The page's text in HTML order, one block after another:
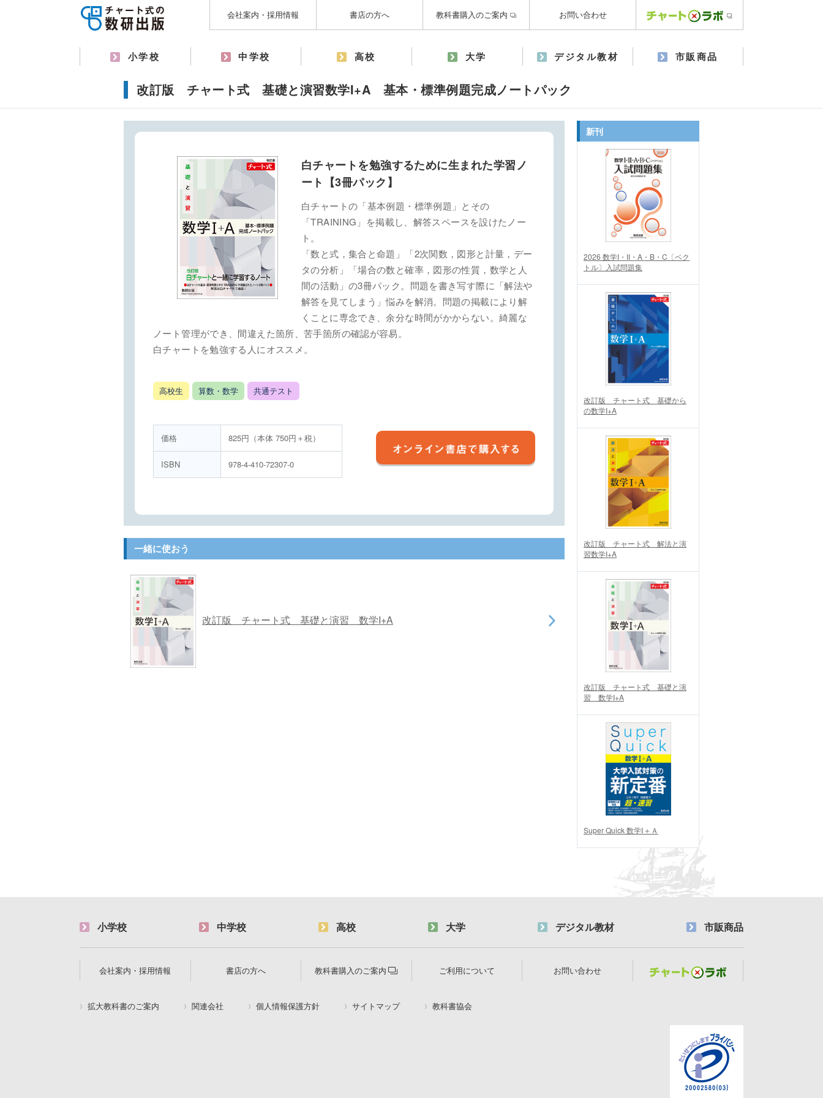
会社案内・採用情報 書店の方へ 教科書購入のご案内 お問い合わせ
小学校 中学校 高校 大学 デジタル教材 市販商品
改訂版 チャート式 基礎と演習数学I+A 基本・標準例題完成ノートパック
白チャートを勉強するために生まれた学習ノ
ート【3冊パック】
白チャートの「基本例題・標準例題」とその
「TRAINING」を掲載し、解答スペースを設けたノー
ト。
「数と式，集合と命題」「2次関数，図形と計量，デー
タの分析」「場合の数と確率，図形の性質，数学と人
間の活動」の3冊パック。問題を書き写す際に「解法や
解答を見てしまう」悩みを解消。問題の掲載により解
くことに専念でき、余分な時間がかからない。綺麗な
ノート管理ができ、間違えた箇所、苦手箇所の確認が容易。
白チャートを勉強する人にオススメ。
高校生 算数・数学 共通テスト
価格 825円（本体 750円＋税）
ISBN 978-4-410-72307-0
一緒に使おう
改訂版 チャート式 基礎と演習 数学I+A
新刊
2026 数学I・II・A・B・C〔ベク
トル〕入試問題集
改訂版 チャート式 基礎から
の数学I+A
改訂版 チャート式 解法と演
習数学I+A
改訂版 チャート式 基礎と演
習 数学I+A
Super Quick 数学Ⅰ＋Ａ
小学校 中学校 高校 大学 デジタル教材 市販商品
会社案内・採用情報 書店の方へ 教科書購入のご案内 ご利用について お問い合わせ
拡大教科書のご案内 関連会社 個人情報保護方針 サイトマップ 教科書協会